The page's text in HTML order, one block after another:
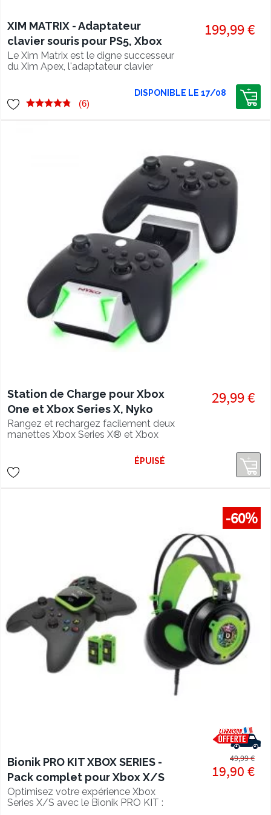
XIM MATRIX - Adaptateur
clavier souris pour PS5, Xbox
Series, PC
Le Xim Matrix est le digne successeur
du Xim Apex, l'adaptateur clavier
199,99 €
(6)
DISPONIBLE LE 17/08
Station de Charge pour Xbox
One et Xbox Series X, Nyko
Rangez et rechargez facilement deux
manettes Xbox Series X® et Xbox
pour Xbox Series X|S™ et Xbox One®.
29,99 €
ÉPUISÉ
-60%
Bionik PRO KIT XBOX SERIES -
Pack complet pour Xbox X/S
Optimisez votre expérience Xbox
Series X/S avec le Bionik PRO KIT :
19,90 €
49,99 €